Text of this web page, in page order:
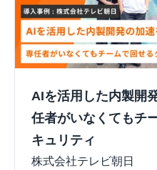
AIを活用した内製開
任者がいなくてもチ
キュリティ
株式会社テレビ朝日